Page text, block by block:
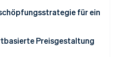
für ein
Preisgestaltung